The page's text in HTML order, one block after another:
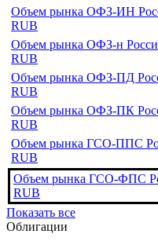
Объем рынка ОФЗ-ИН
RUB
Объем рынка ОФЗ-н
RUB
Объем рынка ОФЗ-ПД
RUB
Объем рынка ОФЗ-ПК
RUB
Объем рынка ГСО-ППС
RUB
Объем рынка ГСО-ФПС
RUB
Показать все
Облигации